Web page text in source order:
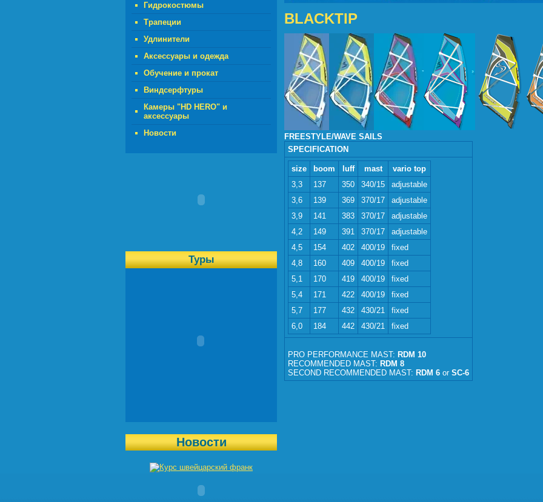
Гидрокостюмы
Трапеции
Удлинители
Аксессуары и одежда
Обучение и прокат
Виндсерфтуры
Камеры "HD HERO" и
аксессуары
Новости
Туры
Новости
BLACKTIP
FREESTYLE/WAVE SAILS
SPECIFICATION
size boom luff mast
vario top
3,3
137 350 340/15
adjustable
3,6
139 369 370/17
adjustable
3,9
141 383 370/17
adjustable
4,2
149 391 370/17
adjustable
4,5
154 402 400/19
fixed
4,8
160 409 400/19
fixed
5,1
170 419 400/19
fixed
5,4
171 422 400/19
fixed
5,7
177 432 430/21
fixed
6,0
184 442 430/21 fixed
PRO PERFORMANCE MAST: RDM 10
RECOMMENDED MAST: RDM 8
SECOND RECOMMENDED MAST: RDM 6 or SC-6